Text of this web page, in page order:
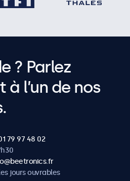
? Parlez
l’un de nos
79 97 48 02
jours ouvrables